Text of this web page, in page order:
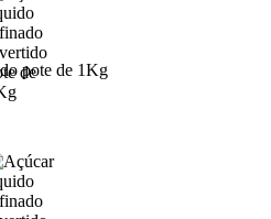
pote de 1Kg